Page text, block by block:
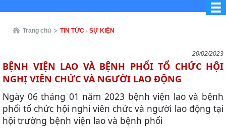
Trang chủ TIN TỨC - SỰ KIỆN
20/02/2023
BỆNH VIỆN LAO VÀ BỆNH PHỔI TỔ CHỨC HỘI
NGHỊ VIÊN CHỨC VÀ NGƯỜI LAO ĐỘNG
Ngày 06 tháng 01 năm 2023 bệnh viện lao và bệnh
phổi tổ chức hội nghi viên chức và người lao động tại
hội trường bệnh viện lao và bệnh phổi